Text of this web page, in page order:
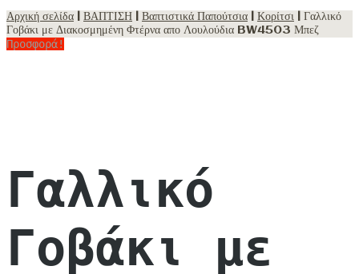
Αρχική σελίδα ΒΑΠΤΙΣΗ Βαπτιστικά Παπούτσια Κορίτσι | Γαλλικό
Γοβάκι με Διακοσμημένη Φτέρνα απο Λουλούδια BW4503 Μπεζ
Προσφορά!
Γαλλικό
Γοβάκι με